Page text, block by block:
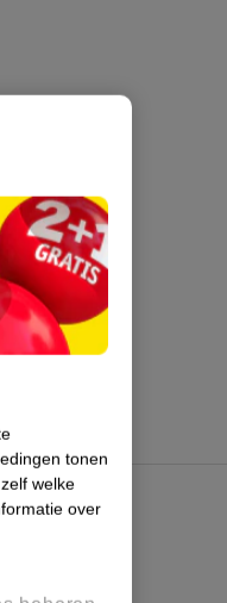
tonen
welke
over